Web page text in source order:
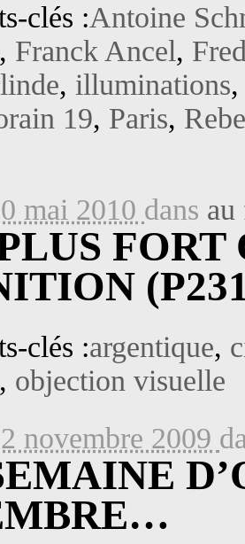
clés :Antoine
, Franck Ancel,
, illuminations
19, Paris,
mai 2010 dans au
clés :argentique,
, objection visuelle
novembre 2009